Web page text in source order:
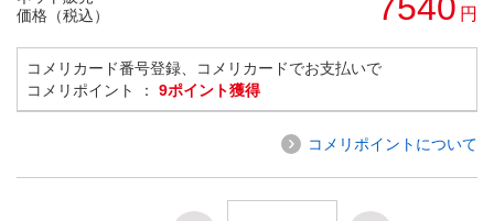
価格（税込）
円
コメリカード番号登録、コメリカードでお支払いで
コメリポイント ： 9ポイント獲得
コメリポイントについて